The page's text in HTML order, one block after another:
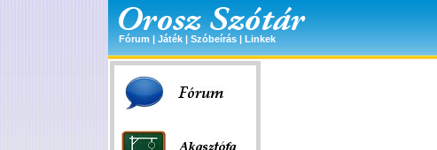
Fórum | Játék | Szóbeírás | Linkek